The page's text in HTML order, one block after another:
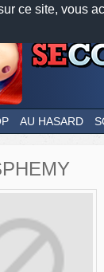
ce site, vous
AU HASARD